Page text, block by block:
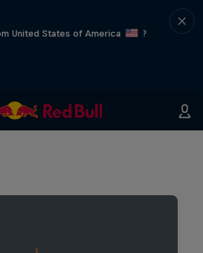
United States of America
?